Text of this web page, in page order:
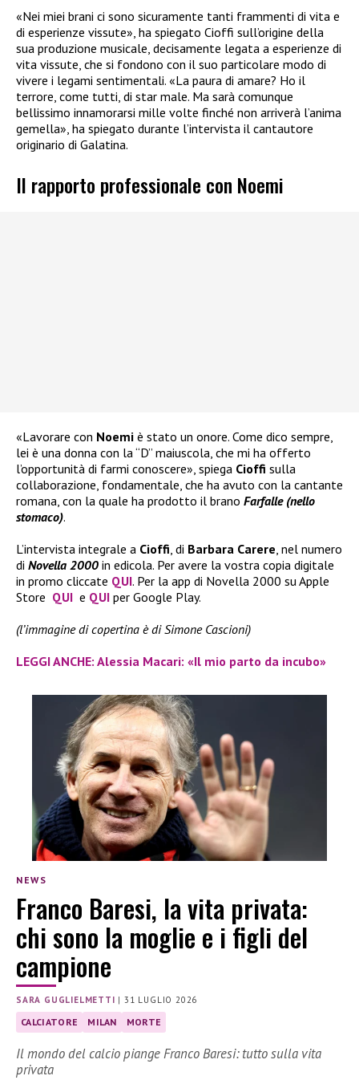
«Nei miei brani ci sono sicuramente tanti frammenti di vita e
di esperienze vissute», ha spiegato Cioffi sull’origine della
sua produzione musicale, decisamente legata a esperienze di
vita vissute, che si fondono con il suo particolare modo di
vivere i legami sentimentali. «La paura di amare? Ho il
terrore, come tutti, di star male. Ma sarà comunque
bellissimo innamorarsi mille volte finché non arriverà l’anima
gemella», ha spiegato durante l’intervista il cantautore
originario di Galatina.
Il rapporto professionale con Noemi
«Lavorare con Noemi è stato un onore. Come dico sempre,
lei è una donna con la “D” maiuscola, che mi ha offerto
l’opportunità di farmi conoscere», spiega Cioffi sulla
collaborazione, fondamentale, che ha avuto con la cantante
romana, con la quale ha prodotto il brano Farfalle (nello
stomaco).
L’intervista integrale a Cioffi, di Barbara Carere, nel numero
di Novella 2000 in edicola. Per avere la vostra copia digitale
in promo cliccate QUI. Per la app di Novella 2000 su Apple
Store QUI e QUI per Google Play.
(l’immagine di copertina è di Simone Cascioni)
LEGGI ANCHE: Alessia Macari: «Il mio parto da incubo»
NEWS
Franco Baresi, la vita privata:
chi sono la moglie e i figli del
campione
SARA GUGLIELMETTI |31 LUGLIO 2026
CALCIATORE MILAN MORTE
Il mondo del calcio piange Franco Baresi: tutto sulla vita
privata